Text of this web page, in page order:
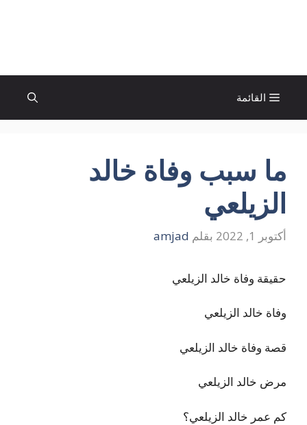
القائمة
ما سبب وفاة خالد
الزيلعي
أكتوبر 1, 2022 بقلم amjad
حقيقة وفاة خالد الزيلعي
وفاة خالد الزيلعي
قصة وفاة خالد الزيلعي
مرض خالد الزيلعي
كم عمر خالد الزيلعي؟